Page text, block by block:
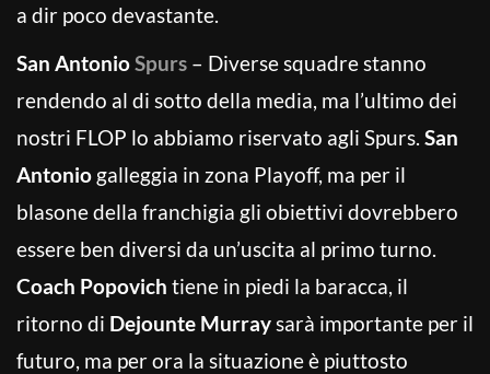
a dir poco devastante.
San AntonioSpurs – Diverse squadre stanno
rendendo al di sotto della media, ma l’ultimo dei
nostri FLOP lo abbiamo riservato agli Spurs. San
Antonio galleggia in zona Playoff, ma per il
blasone della franchigia gli obiettivi dovrebbero
essere ben diversi da un’uscita al primo turno.
Coach Popovich tiene in piedi la baracca, il
ritorno di Dejounte Murraysarà importante per il
futuro, ma per ora la situazione è piuttosto